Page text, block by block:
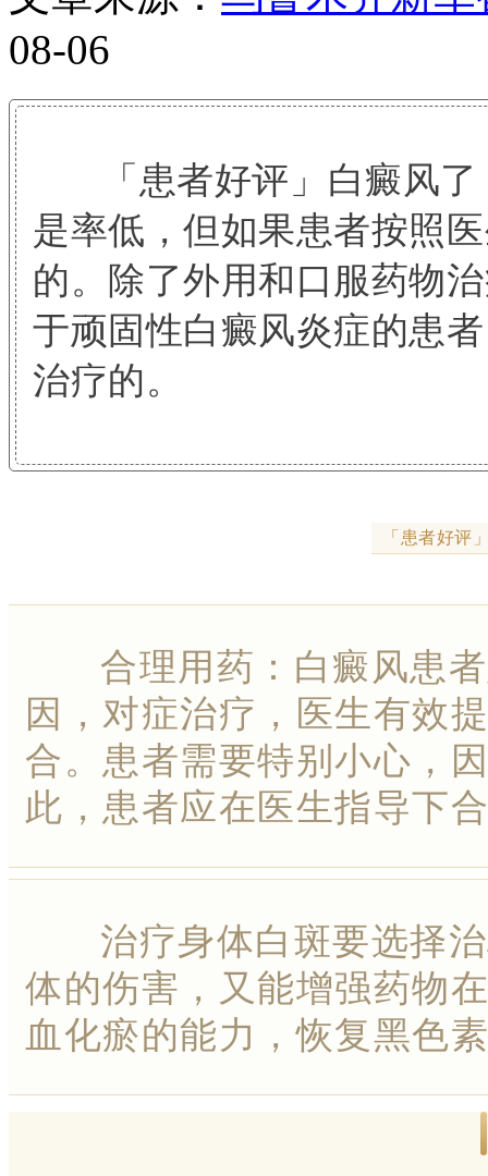
08-06
「患者好评」白癜风了
是率低，但如果患者按照
的。除了外用和口服药物
于顽固性白癜风炎症的患
治疗的。
「患者好评
合理用药：白癜风患者
因，对症治疗，医生有效
合。患者需要特别小心，
此，患者应在医生指导下
治疗身体白斑要选择治
体的伤害，又能增强药物
血化瘀的能力，恢复黑色